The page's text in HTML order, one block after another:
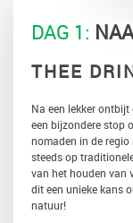
DAG 1:
THEE
Na een lekker
een bijzondere stop
nomaden in de regio
steeds op
van het houden van
dit een unieke kans
natuur!